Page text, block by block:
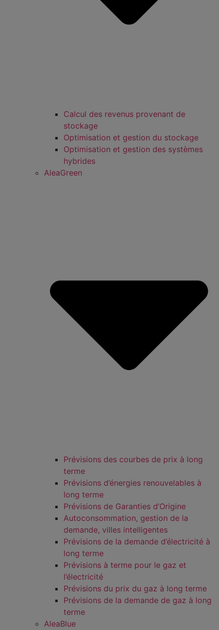
Calcul des revenus provenant de
stockage
Optimisation et gestion du stockage
Optimisation et gestion des systèmes
hybrides
AleaGreen
Prévisions des courbes de prix à long
terme
Prévisions d’énergies renouvelables à
long terme
Prévisions de Garanties d’Origine
Autoconsommation, gestion de la
demande, villes intelligentes
Prévisions de la demande d’électricité à
long terme
Prévisions à terme pour le gaz et
l’électricité
Prévisions du prix du gaz à long terme
Prévisions de la demande de gaz à long
terme
AleaBlue